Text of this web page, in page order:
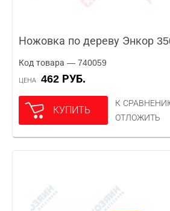
Ножовка по дереву Энкор
Код товара — 740059
ЦЕНА 462 РУБ.
КУПИТЬ
К
ОТЛОЖИТЬ